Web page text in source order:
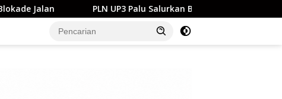
PLN UP3 Palu Salurkan Bantuan Pendidikan ke SMP Negeri 1 Palu